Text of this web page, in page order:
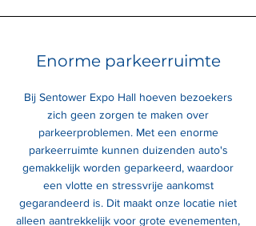
Enorme parkeerruimte
Bij Sentower Expo Hall hoeven bezoekers
zich geen zorgen te maken over
parkeerproblemen. Met een enorme
parkeerruimte kunnen duizenden auto's
gemakkelijk worden geparkeerd, waardoor
een vlotte en stressvrije aankomst
gegarandeerd is. Dit maakt onze locatie niet
alleen aantrekkelijk voor grote evenementen,